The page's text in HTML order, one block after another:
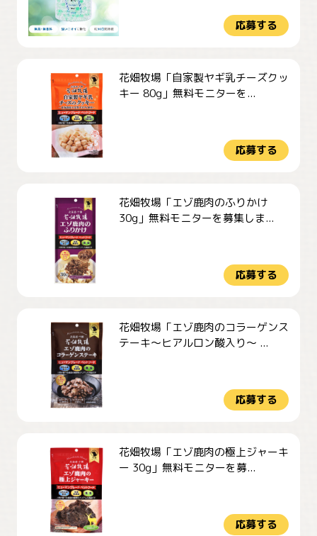
応募する
花畑牧場「自家製ヤギ乳チーズクッ
キー 80g」無料モニターを...
応募する
花畑牧場「エゾ鹿肉のふりかけ
30g」無料モニターを募集しま...
応募する
花畑牧場「エゾ鹿肉のコラーゲンス
テーキ～ヒアルロン酸入り～ ...
応募する
花畑牧場「エゾ鹿肉の極上ジャーキ
ー 30g」無料モニターを募...
応募する